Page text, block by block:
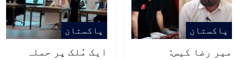
پاکستان
میر رضا کیس:
پاکستان
ایک مُلک پر حملہ